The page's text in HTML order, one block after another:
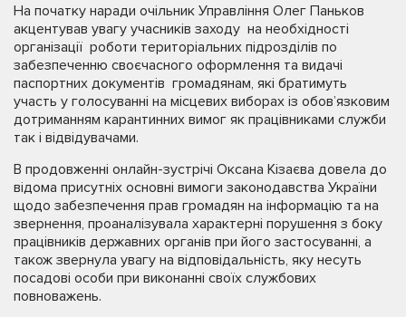
На початку наради очільник Управління Олег Паньков
акцентував увагу учасників заходу на необхідності
організації роботи територіальних підрозділів по
забезпеченню своєчасного оформлення та видачі
паспортних документів громадянам, які братимуть
участь у голосуванні на місцевих виборах із обов’язковим
дотриманням карантинних вимог як працівниками служби
так і відвідувачами.
В продовженні онлайн-зустрічі Оксана Кізаєва довела до
відома присутніх основні вимоги законодавства України
щодо забезпечення прав громадян на інформацію та на
звернення, проаналізувала характерні порушення з боку
працівників державних органів при його застосуванні, а
також звернула увагу на відповідальність, яку несуть
посадові особи при виконанні своїх службових
повноважень.